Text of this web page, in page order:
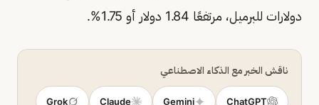
دولارات للبرميل، مرتفعًا 1.84 دولار أو 1.75%.
ناقش الخبر مع الذكاء الاصطناعي
ChatGPT
Gemini
Claude
Grok